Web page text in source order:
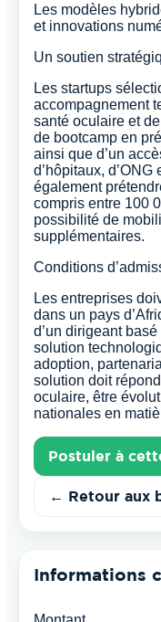
Les modèles
et innovations
Un soutien
Les startups
accompagnement
santé oculaire et
de bootcamp en
ainsi que d’un
d’hôpitaux,
également
compris entre 100
possibilité de
supplémentaires.
Conditions
Les entreprises
dans un pays
d’un dirigeant
solution
adoption,
solution doit
oculaire, être
nationales en
Postuler à
← Retour aux
Informations